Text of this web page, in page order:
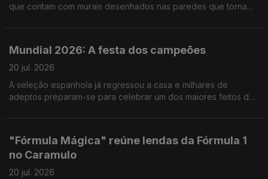
que contam com murais desenhados nas paredes que tornam
Mundial 2026: A festa dos campeões
20 jul. 2026
A seleção espanhola já regressou a casa e milhares de
adeptos preparam-se para celebrar um dos maiores feitos da
"Fórmula Mágica" reúne lendas da Fórmula 1
no Caramulo
20 jul. 2026